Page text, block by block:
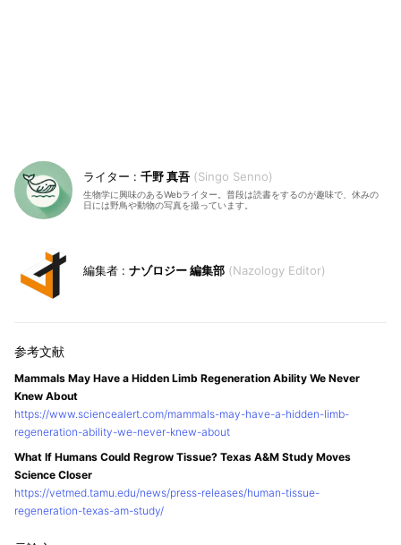
千野 真吾 Singo Senno
生物学に興味のあるWebライター。普段は読書をするのが趣味で、休みの
日には野鳥や動物の写真を撮っています。
ナゾロジー 編集部 Nazology Editor
Mammals May Have a Hidden Limb Regeneration Ability We Never
Knew About
https://www.sciencealert.com/mammals-may-have-a-hidden-limb-
regeneration-ability-we-never-knew-about
What If Humans Could Regrow Tissue? Texas A&M Study Moves
Science Closer
https://vetmed.tamu.edu/news/press-releases/human-tissue-
regeneration-texas-am-study/